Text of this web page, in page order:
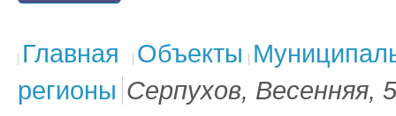
Главная Объекты
регионы Серпухов, Весенняя,